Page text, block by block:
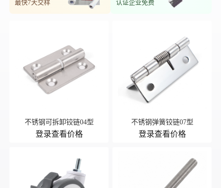
最快7天交样 认证企业免费
不锈钢可拆卸铰链04型
登录查看价格
不锈钢弹簧铰链07型
登录查看价格